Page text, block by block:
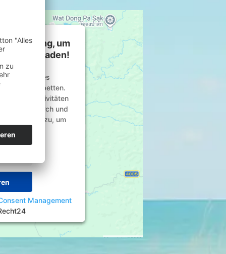
um
zu laden!
Service eines
einzubetten.
zu Ihren Aktivitäten
Details durch und
Service zu, um
Management